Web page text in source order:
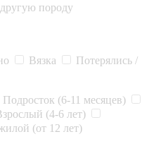
породу
Вязка
Потерялись /
Подросток (6-11 месяцев)
(4-6 лет)
(от 12 лет)